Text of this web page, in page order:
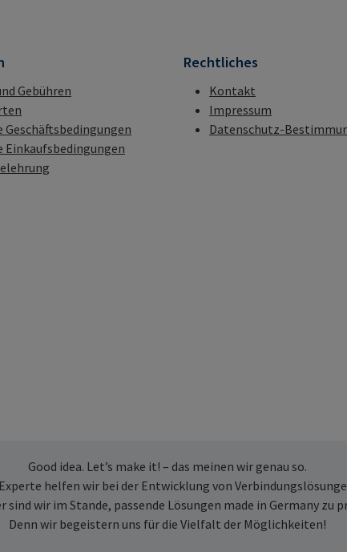
Gebühren
Geschäftsbedingungen
Einkaufsbedingungen
Rechtliches
Kontakt
Impressum
Datenschutz-
Good idea. Let’s make it! – das meinen wir genau so.
helfen wir bei der Entwicklung von
sind wir im Stande, passende Lösungen made in Germany zu
Denn wir begeistern uns für die Vielfalt der Möglichkeiten!